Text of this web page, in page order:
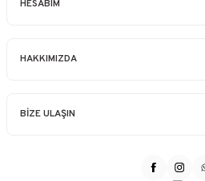
HESABIM
HAKKIMIZDA
BİZE ULAŞIN